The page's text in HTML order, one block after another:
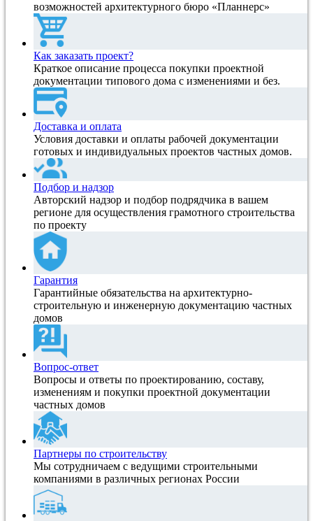
возможностей архитектурного бюро «Планнерс»
Как заказать проект?
Краткое описание процесса покупки проектной
документации типового дома с изменениями и без.
Доставка и оплата
Условия доставки и оплаты рабочей документации
готовых и индивидуальных проектов частных домов.
Подбор и надзор
Авторский надзор и подбор подрядчика в вашем
регионе для осуществления грамотного строительства
по проекту
Гарантия
Гарантийные обязательства на архитектурно-
строительную и инженерную документацию частных
домов
Вопрос-ответ
Вопросы и ответы по проектированию, составу,
изменениям и покупки проектной документации
частных домов
Партнеры по строительству
Мы сотрудничаем с ведущими строительными
компаниями в различных регионах России